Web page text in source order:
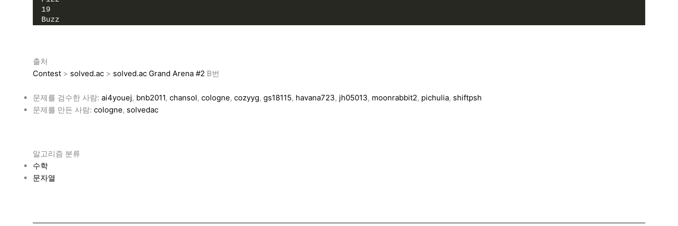
19
Buzz
출처
Contest > solved.ac > solved.ac Grand Arena #2 B번
문제를 검수한 사람: ai4youej, bnb2011, chansol, cologne, cozyyg, gs18115, havana723, jh05013, moonrabbit2, pichulia, shiftpsh
문제를 만든 사람: cologne, solvedac
알고리즘 분류
수학
문자열